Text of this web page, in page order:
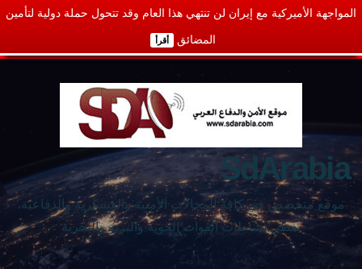
المواجهة الأميركية مع إيران لن تنتهي هذا العام وقد تتحول حملة دولية لتأمين
المضائق أقرأ
SdArabia
موقع متخصص في كافة المجالات الأمنية والعسكرية والدفاعية،
يغطي نشاطات القوات الجوية والبرية والبحرية